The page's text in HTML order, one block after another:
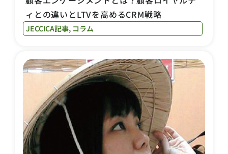
ィとの違いとLTVを高めるCRM戦略
JECCICA記事, コラム